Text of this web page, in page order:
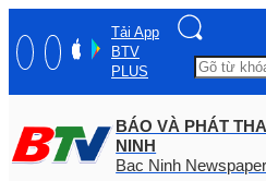
Tải App
BTV
PLUS
BÁO VÀ PHÁT
NINH
Bac Ninh